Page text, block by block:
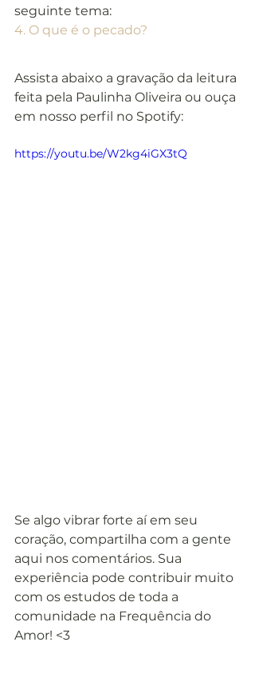
seguinte tema:
4. O que é o pecado?
Assista abaixo a gravação da leitura
feita pela Paulinha Oliveira ou ouça
em nosso perfil no Spotify:
https://youtu.be/W2kg4iGX3tQ
Se algo vibrar forte aí em seu
coração, compartilha com a gente
aqui nos comentários. Sua
experiência pode contribuir muito
com os estudos de toda a
comunidade na Frequência do
Amor! <3